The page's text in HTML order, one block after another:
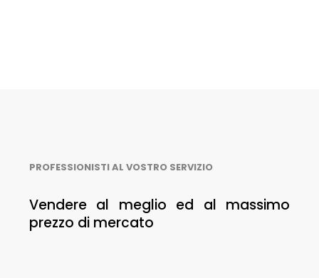
PROFESSIONISTI AL VOSTRO SERVIZIO
Vendere al meglio ed al massimo
prezzo di mercato